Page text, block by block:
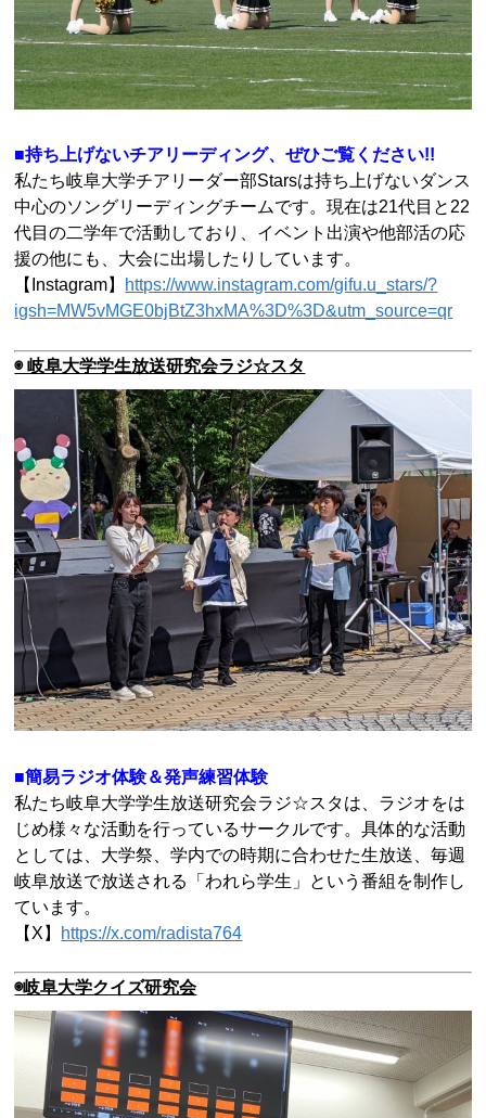
■持ち上げないチアリーディング、ぜひご覧ください!!
私たち岐阜大学チアリーダー部Starsは持ち上げないダンス
中心のソングリーディングチームです。現在は21代目と22
代目の二学年で活動しており、イベント出演や他部活の応
援の他にも、大会に出場したりしています。
【Instagram】 https://www.instagram.com/gifu.u_stars/?
igsh=MW5vMGE0bjBtZ3hxMA%3D%3D&utm_source=qr
◉ 岐阜大学学生放送研究会ラジ☆スタ
■簡易ラジオ体験＆発声練習体験
私たち岐阜大学学生放送研究会ラジ☆スタは、ラジオをは
じめ様々な活動を行っているサークルです。具体的な活動
としては、大学祭、学内での時期に合わせた生放送、毎週
岐阜放送で放送される「われら学生」という番組を制作し
ています。
【X】 https://x.com/radista764
◉岐阜大学クイズ研究会